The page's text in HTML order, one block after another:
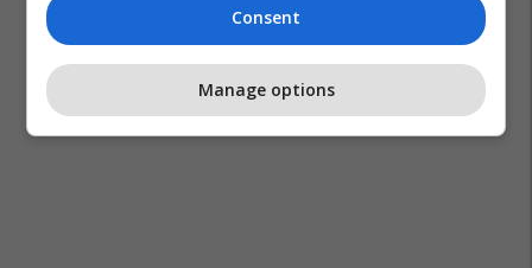
Sotir Caci
Consent
Manage options